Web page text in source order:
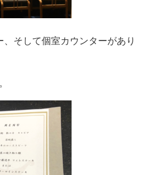
、そして個室カウンターがあり